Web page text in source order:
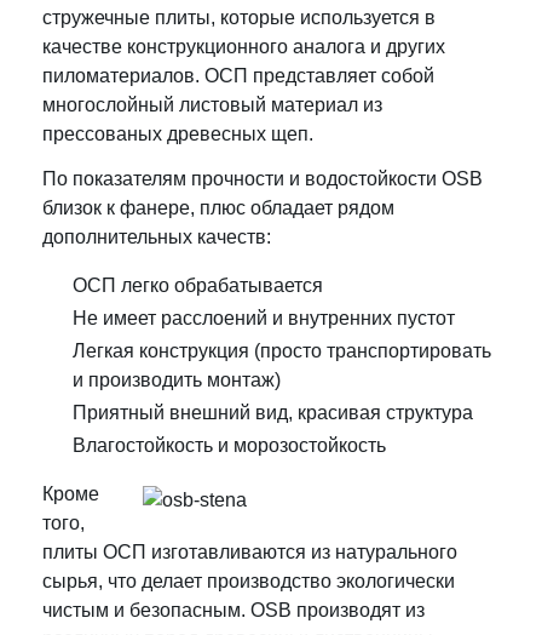
а
р
а
С
П
3
2
*
1
0
*
1
стружечные плиты, которые используется в
качестве конструкционного аналога и других
пиломатериалов. ОСП представляет собой
многослойный листовый материал из
прессованых древесных щеп.
По показателям прочности и водостойкости OSB
близок к фанере, плюс обладает рядом
дополнительных качеств:
ОСП легко обрабатывается
Не имеет расслоений и внутренних пустот
Легкая конструкция (просто транспортировать
и производить монтаж)
Приятный внешний вид, красивая структура
Влагостойкость и морозостойкость
Кроме
того,
плиты ОСП изготавливаются из натурального
сырья, что делает производство экологически
чистым и безопасным. OSB производят из